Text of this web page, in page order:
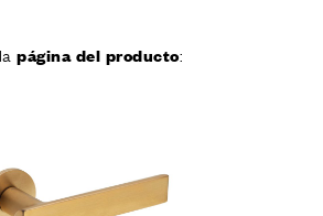
página del producto: